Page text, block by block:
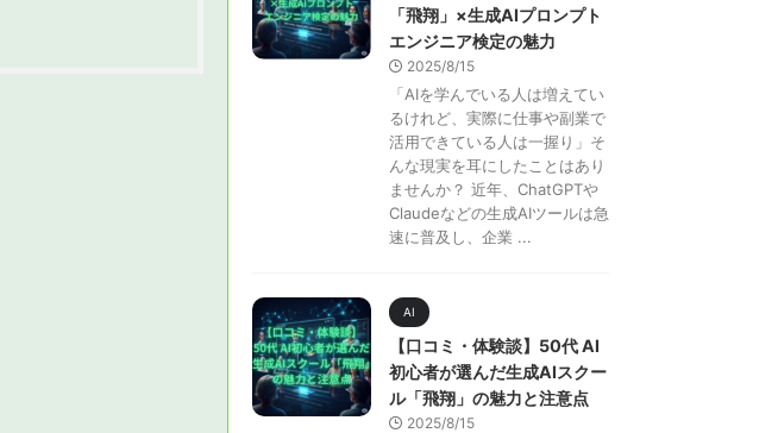
「飛翔」×生成AIプロンプト
エンジニア検定の魅力
2025/8/15
「AIを学んでいる人は増えてい
るけれど、実際に仕事や副業で
活用できている人は一握り」そ
んな現実を耳にしたことはあり
ませんか？ 近年、ChatGPTや
Claudeなどの生成AIツールは急
速に普及し、企業 ...
AI
【口コミ・体験談】50代 AI
初心者が選んだ生成AIスクー
ル「飛翔」の魅力と注意点
2025/8/15